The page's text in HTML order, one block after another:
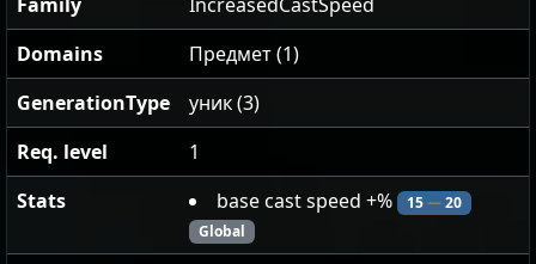
Domains
Предмет (1)
GenerationType
уник (3)
Req. level
1
Stats
base cast speed +% 15—20
Global